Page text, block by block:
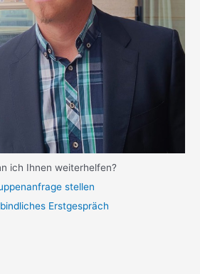
ich Ihnen weiterhelfen?
stellen
Erstgespräch